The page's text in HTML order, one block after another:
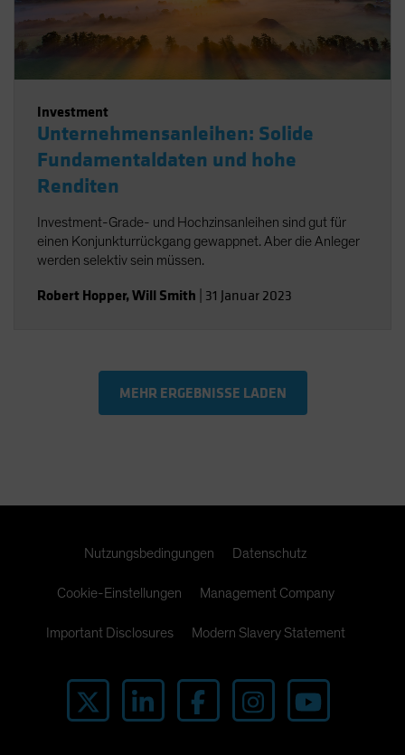
Investment
Unternehmensanleihen: Solide
Fundamentaldaten und hohe
Renditen
Investment-Grade- und Hochzinsanleihen sind gut für
einen Konjunkturrückgang gewappnet. Aber die Anleger
werden selektiv sein müssen.
Robert Hopper,Will Smith 31 Januar 2023
MEHR ERGEBNISSE LADEN
Nutzungsbedingungen Datenschutz
Cookie-Einstellungen Management Company
Important Disclosures Modern Slavery Statement